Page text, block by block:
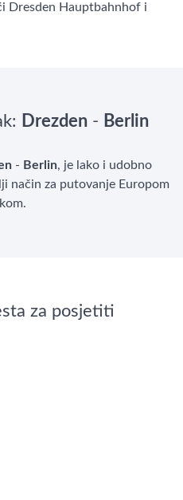
Dresden Hauptbahnhof i
Drezden- Berlin
- Berlin, je lako i udobno
način za putovanje Europom
za posjetiti